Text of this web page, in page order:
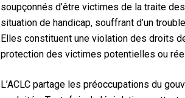
soupçonnés d’être victimes de la traite
situation de handicap, souffrant d’un
Elles constituent une violation des droits
protection des victimes potentielles ou
L’ACLC partage les préoccupations du